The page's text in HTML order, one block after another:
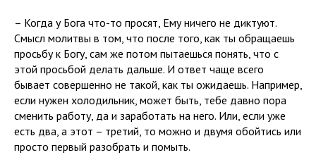
– Когда у Бога что-то просят, Ему ничего не диктуют.
Смысл молитвы в том, что после того, как ты обращаешь
просьбу к Богу, сам же потом пытаешься понять, что с
этой просьбой делать дальше. И ответ чаще всего
бывает совершенно не такой, как ты ожидаешь. Например,
если нужен холодильник, может быть, тебе давно пора
сменить работу, да и заработать на него. Или, если уже
есть два, а этот – третий, то можно и двумя обойтись или
просто первый разобрать и помыть.